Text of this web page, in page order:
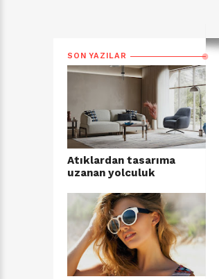
SON YAZILAR
Atıklardan tasarıma
uzanan yolculuk